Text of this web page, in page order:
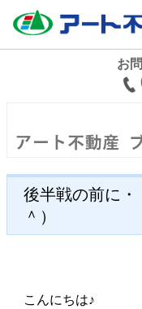
お
後半戦の前に・
＾）
こんにちは♪